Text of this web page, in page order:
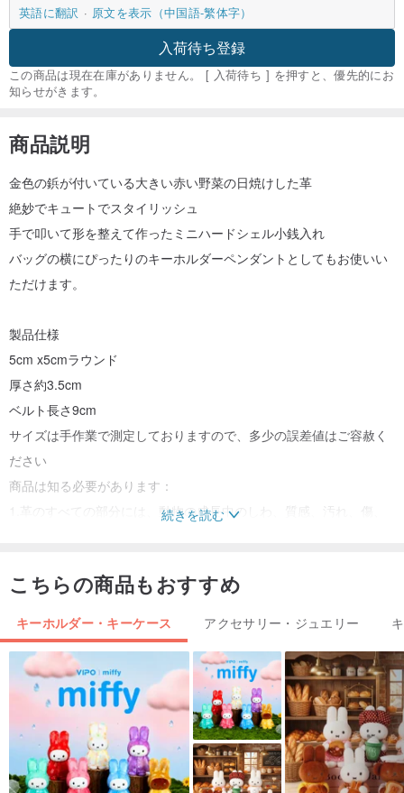
英語に翻訳
原文を表示（中国語-繁体字）
入荷待ち登録
この商品は現在在庫がありません。 [ 入荷待ち ] を押すと、優先的にお
知らせがきます。
商品説明
金色の鋲が付いている大きい赤い野菜の日焼けした革
絶妙でキュートでスタイリッシュ
手で叩いて形を整えて作ったミニハードシェル小銭入れ
バッグの横にぴったりのキーホルダーペンダントとしてもお使いい
ただけます。
製品仕様
5cm x5cmラウンド
厚さ約3.5cm
ベルト長さ9cm
サイズは手作業で測定しておりますので、多少の誤差値はご容赦く
ださい
商品は知る必要があります：
1.革のすべての部分には、動物の成長中のしわ、質感、汚れ、傷、
2.撮影関係により商品の色が若干異なる場合があり、実際の商品を
3.すべての製品は手作り、カット、パンチ、手形、殴打であり、機
械製ほどきれいにすることはできません（完璧主義者、よく考えて
ください）が、革の各部分は手作りの温度を持っています。
続きを読む
こちらの商品もおすすめ
キーホルダー・キーケース アクセサリー・ジュエリー